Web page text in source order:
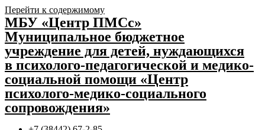
Перейти к содержимому
МБУ «Центр ПМСс»
Муниципальное бюджетное
учреждение для детей, нуждающихся
в психолого-педагогической и медико-
социальной помощи «Центр
психолого-медико-социального
сопровождения»